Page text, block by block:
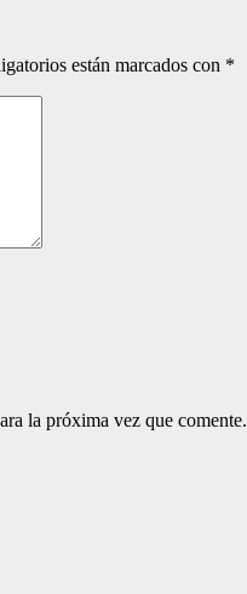
están marcados con *
la próxima vez que comente.